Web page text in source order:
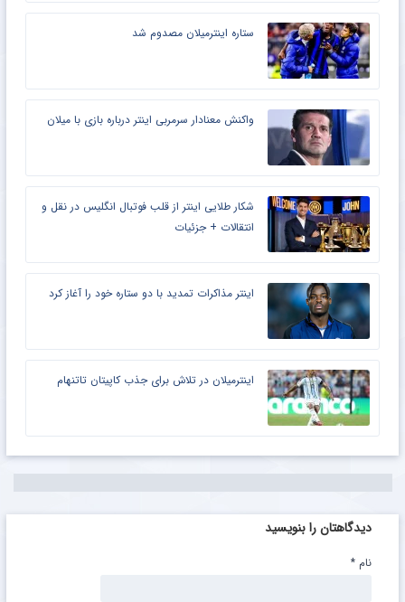
ستاره اینترمیلان مصدوم شد
واکنش معنادار سرمربی اینتر درباره بازی با میلان
شکار طلایی اینتر از قلب فوتبال انگلیس در نقل و
انتقالات + جزئیات
اینتر مذاکرات تمدید با دو ستاره خود را آغاز کرد
اینترمیلان در تلاش برای جذب کاپیتان تاتنهام
دیدگاهتان را بنویسید
نام *